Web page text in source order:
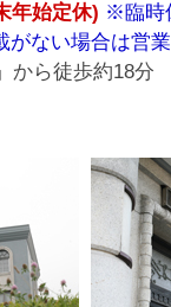
年始定休) ※臨時
ない場合は営業
から徒歩約18分